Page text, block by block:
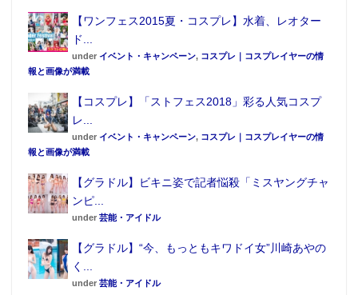
【ワンフェス2015夏・コスプレ】水着、レオター
ド...
under イベント・キャンペーン, コスプレ｜コスプレイヤーの情
報と画像が満載
【コスプレ】「ストフェス2018」彩る人気コスプ
レ...
under イベント・キャンペーン, コスプレ｜コスプレイヤーの情
報と画像が満載
【グラドル】ビキニ姿で記者悩殺「ミスヤングチャ
ンピ...
under 芸能・アイドル
【グラドル】“今、もっともキワドイ女”川崎あやの
く...
under 芸能・アイドル